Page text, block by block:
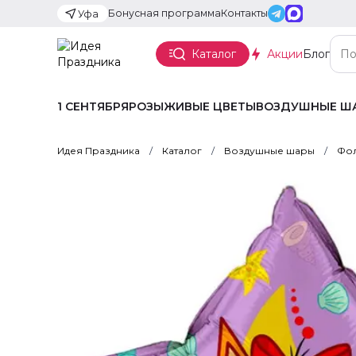
Уфа Бонусная программаКонтакты
Каталог АкцииБлог
1 СЕНТЯБРЯРОЗЫЖИВЫЕ ЦВЕТЫВОЗДУШНЫЕ
Идея Праздника Каталог Воздушные шары